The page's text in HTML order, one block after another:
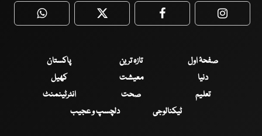
WhatsApp Twitter Facebook
صفحۂ اول تازہ ترین
پاکستان
دنیا
معیشت
کھیل
تعلیم
صحت
انٹرٹینمنٹ
ٹیکنالوجی
دلچسپ و عجیب